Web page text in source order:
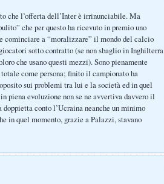
che l’offerta dell’Inter è irrinunciabile. Ma
che per questo ha ricevuto in premio uno
cominciare a “moralizzare” il mondo del calcio
sotto contratto (se non sbaglio in Inghilterra
che usano questi mezzi). Sono pienamente
totale come persona; finito il campionato ha
sui problemi tra lui e la società ed in quel
piena evoluzione non se ne avvertiva davvero il
doppietta conto l’Ucraina neanche un minimo
in quel momento, grazie a Palazzi, stavano